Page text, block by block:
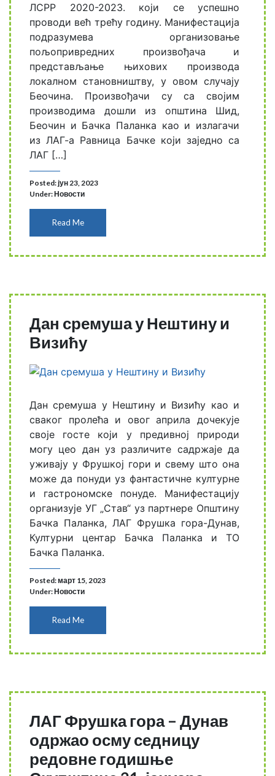
ЛСРР 2020-2023. који се успешно
проводи већ трећу годину. Манифестација
подразумева организовање
пољопривредних произвођача и
представљање њихових производа
локалном становништву, у овом случају
Беочина. Произвођачи су са својим
производима дошли из општина Шид,
Беочин и Бачка Паланка као и излагачи
из ЛАГ-а Равница Бачке који заједно са
ЛАГ […]
Posted: јун 23, 2023
Under:Новости
Read Me
Дан сремуша у Нештину и
Визићу
Дан сремуша у Нештину и Визићу као и
сваког пролећа и овог априла дочекује
своје госте који у предивној природи
могу цео дан уз различите садржаје да
уживају у Фрушкој гори и свему што она
може да понуди уз фантастичне културне
и гастрономске понуде. Манифестацију
организује УГ „Став“ уз партнере Општину
Бачка Паланка, ЛАГ Фрушка гора-Дунав,
Културни центар Бачка Паланка и ТО
Бачка Паланка.
Posted: март 15, 2023
Under:Новости
Read Me
ЛАГ Фрушка гора – Дунав
одржао осму седницу
редовне годишње